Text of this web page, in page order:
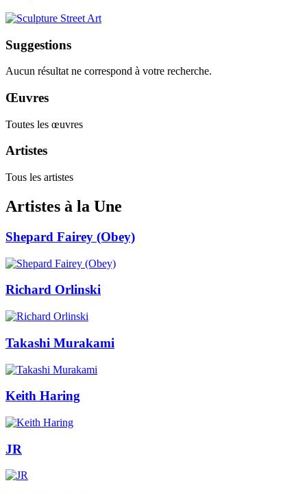
Suggestions
Aucun résultat ne correspond à votre recherche.
Œuvres
Toutes les œuvres
Artistes
Tous les artistes
Artistes à la Une
Shepard Fairey (Obey)
Richard Orlinski
Takashi Murakami
Keith Haring
JR